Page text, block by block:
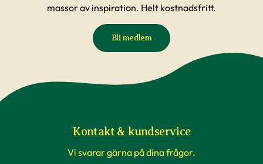
massor av inspiration. Helt kostnadsfritt.
Bli medlem
Kontakt & kundservice
Vi svarar gärna på dina frågor.